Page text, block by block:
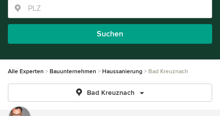
Suchen
Alle Experten Bauunternehmen Haussanierung Bad Kreuznach
Bad Kreuznach